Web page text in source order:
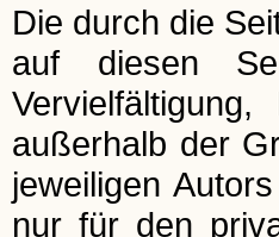
Die durch die
auf diesen
außerhalb der
jeweiligen
nur für den